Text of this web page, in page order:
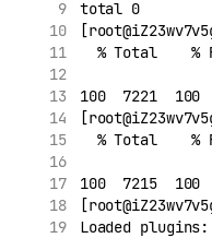
total 0
% Total    %
100  7221
% Total    %
100  7215
Loaded